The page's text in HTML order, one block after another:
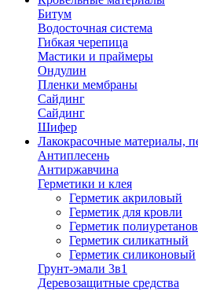
Битум
Водосточная система
Гибкая черепица
Мастики и праймеры
Ондулин
Пленки мембраны
Сайдинг
Сайдинг
Шифер
Лакокрасочные материалы,
Антиплесень
Антиржавчина
Герметики и клея
Герметик акриловый
Герметик для кровли
Герметик
Герметик силикатный
Герметик силиконовый
Грунт-эмали 3в1
Деревозащитные средства